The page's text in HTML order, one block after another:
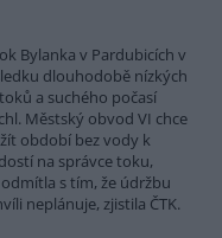
Bylanka v Pardubicích v
dlouhodobě nízkých
a suchého počasí
Městský obvod VI chce
období bez vody k
na správce toku,
s tím, že údržbu
neplánuje, zjistila ČTK.